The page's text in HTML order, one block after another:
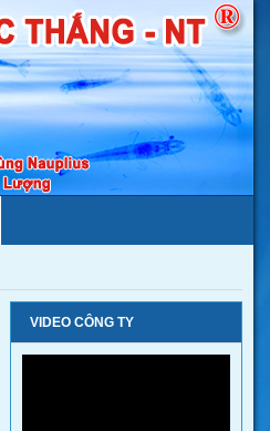
VIDEO CÔNG TY